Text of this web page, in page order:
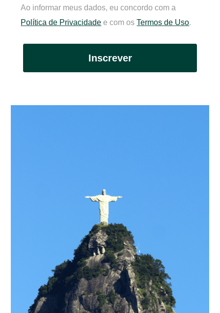
Ao informar meus dados, eu concordo com a
Política de Privacidade e com osTermos de Uso.
Inscrever